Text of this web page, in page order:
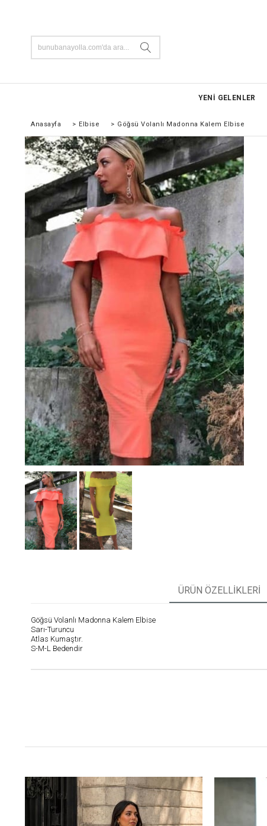
YENİ GELENLER
Anasayfa > Elbise > Göğsü Volanlı Madonna Kalem Elbise
ÜRÜN ÖZELLIKLERI
Göğsü Volanlı Madonna Kalem Elbise
Sarı-Turuncu
Atlas Kumaştır.
S-M-L Bedendir